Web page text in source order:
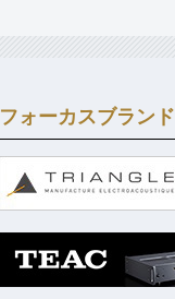
フォーカスブランド